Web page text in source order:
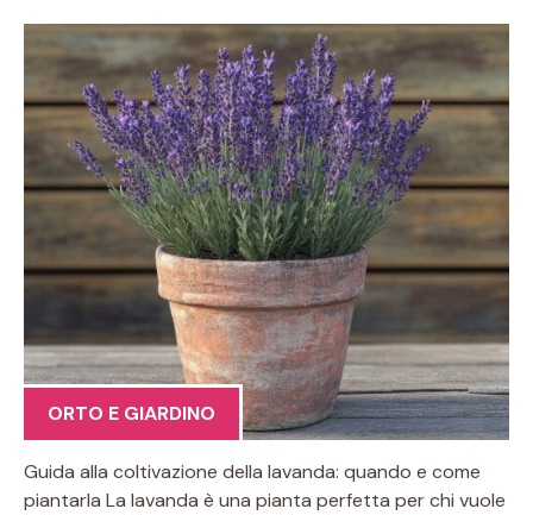
ORTO E GIARDINO
Guida alla coltivazione della lavanda: quando e come
piantarla La lavanda è una pianta perfetta per chi vuole